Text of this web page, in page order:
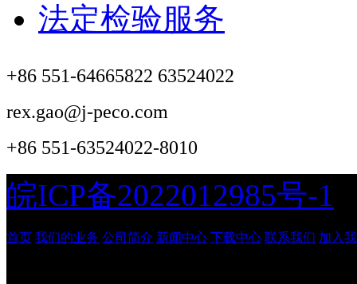
法定检验服务
+86 551-64665822 63524022
rex.gao@j-peco.com
+86 551-63524022-8010
皖ICP备2022012985号-1
首页 我们的业务 公司简介 新闻中心 下载中心 联系我们 加入